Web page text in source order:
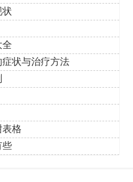
状
全
症状与治疗方法
表格
些